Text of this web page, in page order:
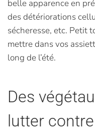
belle apparence en
des détériorations
sécheresse, etc. Petit
mettre dans vos
long de l’été.
Des
lutter